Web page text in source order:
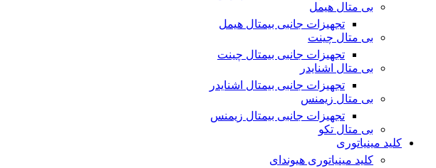
بی متال هیمل
تجهیزات جانبی بیمتال هیمل
بی متال چینت
تجهیزات جانبی بیمتال چینت
بی متال اشنایدر
تجهیزات جانبی بیمتال اشنایدر
بی متال زیمنس
تجهیزات جانبی بیمتال زیمنس
بی متال تکو
کلید مینیاتوری
کلید مینیاتوری هیوندای